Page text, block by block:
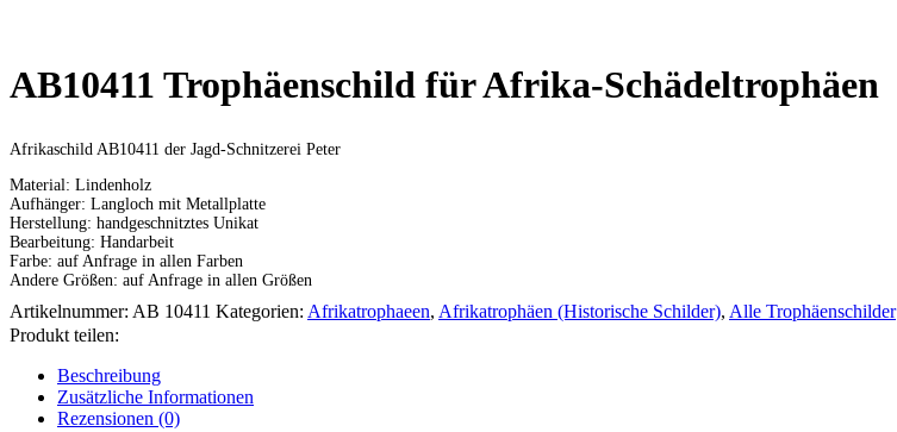
AB10411 Trophäenschild für Afrika-Schädeltrophäen
Afrikaschild AB10411 der Jagd-Schnitzerei Peter
Material: Lindenholz
Aufhänger: Langloch mit Metallplatte
Herstellung: handgeschnitztes Unikat
Bearbeitung: Handarbeit
Farbe: auf Anfrage in allen Farben
Andere Größen: auf Anfrage in allen Größen
Artikelnummer: AB 10411 Kategorien: Afrikatrophaeen, Afrikatrophäen (Historische Schilder), Alle Trophäenschilder
Produkt teilen:
Beschreibung
Zusätzliche Informationen
Rezensionen (0)